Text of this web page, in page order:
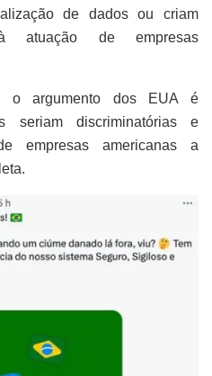
de dados ou criam
atuação de empresas
o argumento dos EUA é
seriam discriminatórias e
empresas americanas a